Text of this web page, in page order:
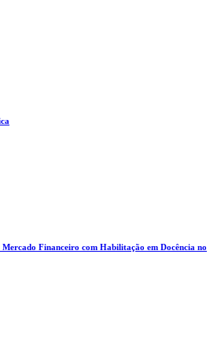
Financeiro com Habilitação em Docência no